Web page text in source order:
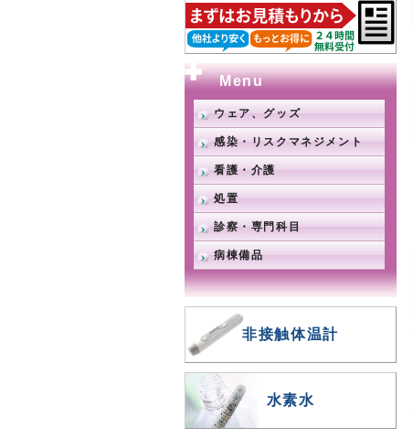
Menu
ウェア、グッズ
感染・リスクマネジメント
看護・介護
処置
診察・専門科目
病棟備品
非接触体温計
水素水